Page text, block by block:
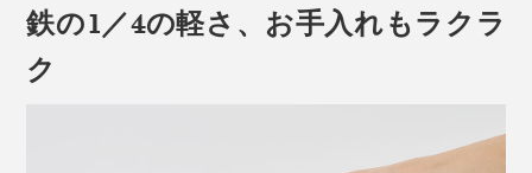
「炭プレート」のおかげで、発する遠赤外線はより強
く、ムラなく。水分を閉じこめたまま焼き上がります。
や魚の厚みにもよりますが、魚焼きグリルとさして変わ
らない時間で焼き上がります。もちろん、肉や野菜も、
ジューシーかつ旨味たっぷり。
肉の柔らかさの基準となる「破断応力（噛み切る力）」
鉄の1／4の軽さ、お手入れもラクラ
ク